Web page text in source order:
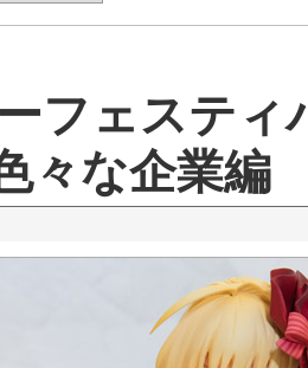
フェスティ
々な企業編